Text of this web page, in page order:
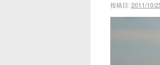
投稿日:2011/10/